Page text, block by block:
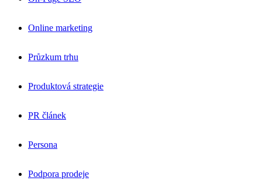
Online marketing
Průzkum trhu
Produktová strategie
PR článek
Persona
Podpora prodeje